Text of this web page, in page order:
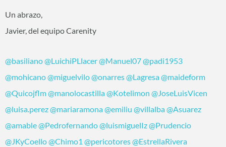
Un abrazo,
Javier, del equipo Carenity
@basiliano@LuichiPLlacer@Manuel07@padi1953
@mohicano@miguelvilo@onarres@Lagresa@maideform
@Quicojflm@manolocastilla@Kotelimon @JoseLuisVicen
@luisa.perez@mariaramona@emiliu @villalba@Asuarez
@amable@Pedrofernando@luismiguelIz@Prudencio
@JKyCoello@Chimo1 @pericotores@EstrellaRivera